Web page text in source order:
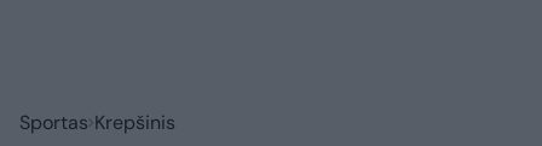
Sportas Krepšinis